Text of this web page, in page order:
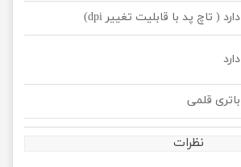
دارد ( تاچ پد با قابلیت تغییر dpi)
دارد
باتری قلمی
نظرات